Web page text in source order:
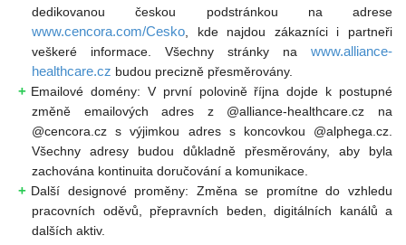
dedikovanou českou podstránkou na adrese
www.cencora.com/Cesko , kde najdou zákazníci i partneři
veškeré informace. Všechny stránky na www.alliance-
healthcare.cz budou precizně přesměrovány.
Emailové domény: V první polovině října dojde k postupné
změně emailových adres z @alliance-healthcare.cz na
@cencora.cz s výjimkou adres s koncovkou @alphega.cz.
Všechny adresy budou důkladně přesměrovány, aby byla
zachována kontinuita doručování a komunikace.
Další designové proměny: Změna se promítne do vzhledu
pracovních oděvů, přepravních beden, digitálních kanálů a
dalších aktiv.